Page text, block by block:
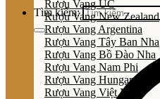
Tìm kiếm:
Rượu Vang ÚC
Rượu Vang New Zealand
Rượu Vang Argentina
Rượu Vang Tây Ban Nha
Rượu Vang Bồ Đào Nha
Rượu Vang Nam Phi
Rượu Vang Hungary
Rượu Vang Việt Nam